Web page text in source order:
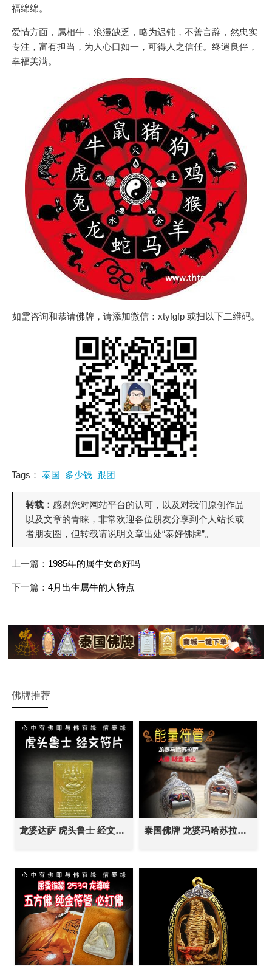
福绵绵。
爱情方面，属相牛，浪漫缺乏，略为迟钝，不善言辞，然忠实
专注，富有担当，为人心口如一，可得人之信任。终遇良伴，
幸福美满。
如需咨询和恭请佛牌，请添加微信：xtyfgfp 或扫以下二维码。
Tags： 泰国 多少钱 跟团
转载： 感谢您对网站平台的认可，以及对我们原创作品
以及文章的青睐，非常欢迎各位朋友分享到个人站长或
者朋友圈，但转载请说明文章出处“泰好佛牌”。
上一篇： 1985年的属牛女命好吗
下一篇： 4月出生属牛的人特点
佛牌推荐
龙婆达萨 虎头鲁士 经文符片 泰国佛牌 贵人异性缘 控灵增运 事业生意 人缘人脉 成愿许愿 全功效 泰国佛牌 龙婆玛哈苏拉萨 能量符管 不缺钱符管 塔固 泰国佛牌 永不缺钱 人缘人脉 财运事业 避险挡灾